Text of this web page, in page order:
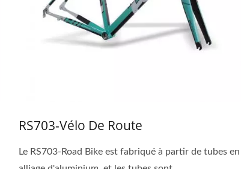
RS703-Vélo De Route
Le RS703-Road Bike est fabriqué à partir de tubes en